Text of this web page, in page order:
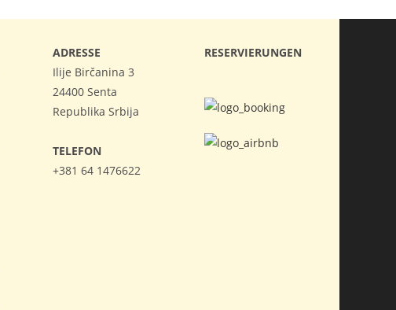
ADRESSE
Ilije Birčanina 3
24400 Senta
Republika Srbija
TELEFON
+381 64 1476622
RESERVIERUNGEN